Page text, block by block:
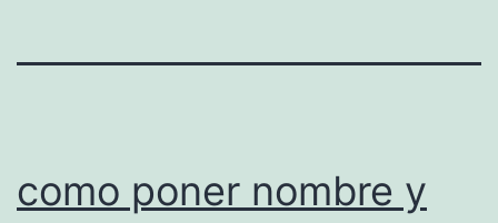
como poner nombre y